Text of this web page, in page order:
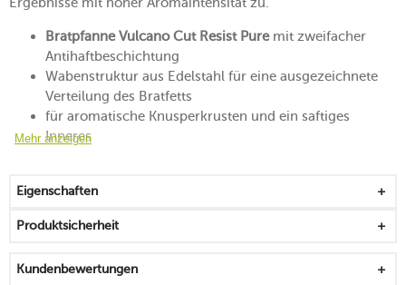
Bratpfanne Vulcano Cut Resist Puremit zweifacher
Antihaftbeschichtung
Wabenstruktur aus Edelstahl für eine ausgezeichnete
Verteilung des Bratfetts
für aromatische Knusperkrusten und ein saftiges
Inneres
dreifacher Kern aus Aluminium wird von einer
induktionstauglichen Außenschicht aus Edelstahl (18/0)
für metallische Kochwerkzeuge geeignet
Mehr anzeigen
Eigenschaften
Produktsicherheit
Kundenbewertungen